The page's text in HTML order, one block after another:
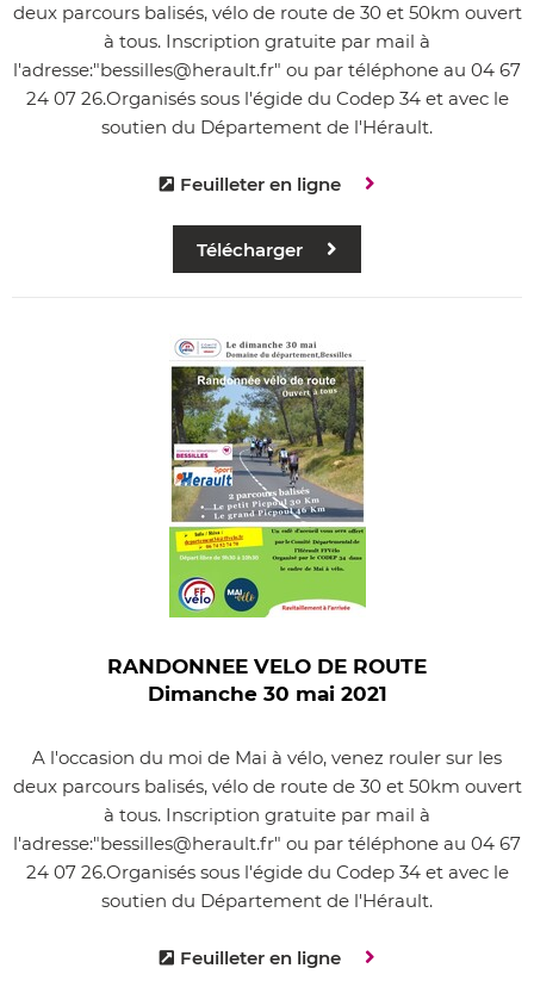
deux parcours balisés, vélo de route de 30 et 50km ouvert
à tous. Inscription gratuite par mail à
l'adresse:"bessilles@herault.fr" ou par téléphone au 04 67
24 07 26.Organisés sous l'égide du Codep 34 et avec le
soutien du Département de l'Hérault.
Feuilleter en ligne
Télécharger
RANDONNEE VELO DE ROUTE
Dimanche 30 mai 2021
A l'occasion du moi de Mai à vélo, venez rouler sur les
deux parcours balisés, vélo de route de 30 et 50km ouvert
à tous. Inscription gratuite par mail à
l'adresse:"bessilles@herault.fr" ou par téléphone au 04 67
24 07 26.Organisés sous l'égide du Codep 34 et avec le
soutien du Département de l'Hérault.
Feuilleter en ligne